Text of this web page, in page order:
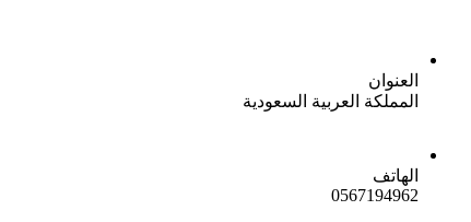
العنوان
المملكة العربية السعودية
الهاتف
0567194962